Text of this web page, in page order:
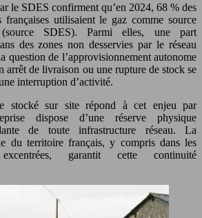
le SDES confirment qu’en 2024, 68 % des
françaises utilisaient le gaz comme source
(source SDES). Parmi elles, une part
des zones non desservies par le réseau
de l’approvisionnement autonome
arrêt de livraison ou une rupture de stock se
interruption d’activité.
stocké sur site répond à cet enjeu par
dispose d’une réserve physique
de toute infrastructure réseau. La
du territoire français, y compris dans les
garantit cette continuité